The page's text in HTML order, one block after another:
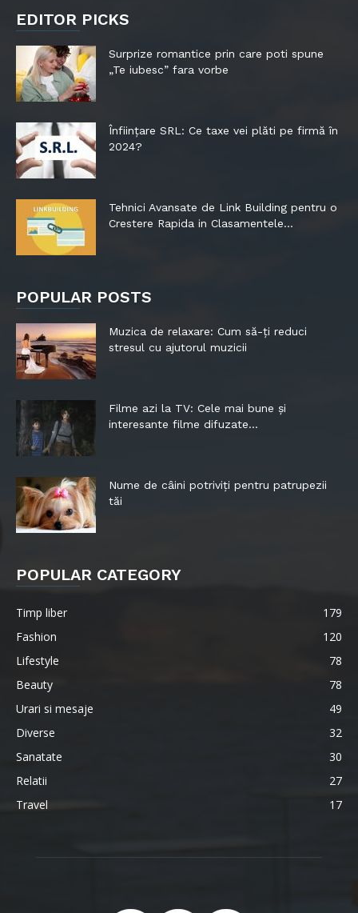
EDITOR PICKS
Surprize romantice prin care poti spune
„Te iubesc” fara vorbe
Înființare SRL: Ce taxe vei plăti pe firmă în
2024?
Tehnici Avansate de Link Building pentru o
Crestere Rapida in Clasamentele...
POPULAR POSTS
Muzica de relaxare: Cum să-ți reduci
stresul cu ajutorul muzicii
Filme azi la TV: Cele mai bune și
interesante filme difuzate...
Nume de câini potriviți pentru patrupezii
tăi
POPULAR CATEGORY
Timp liber
179
Fashion
120
Lifestyle
78
Beauty
78
Urari si mesaje
49
Diverse
32
Sanatate
30
Relatii
27
Travel
17